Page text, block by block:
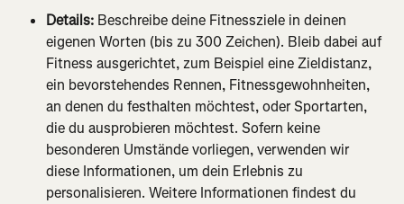
Details: Beschreibe deine Fitnessziele in deinen
eigenen Worten (bis zu 300 Zeichen). Bleib dabei auf
Fitness ausgerichtet, zum Beispiel eine Zieldistanz,
ein bevorstehendes Rennen, Fitnessgewohnheiten,
an denen du festhalten möchtest, oder Sportarten,
die du ausprobieren möchtest. Sofern keine
besonderen Umstände vorliegen, verwenden wir
diese Informationen, um dein Erlebnis zu
personalisieren. Weitere Informationen findest du